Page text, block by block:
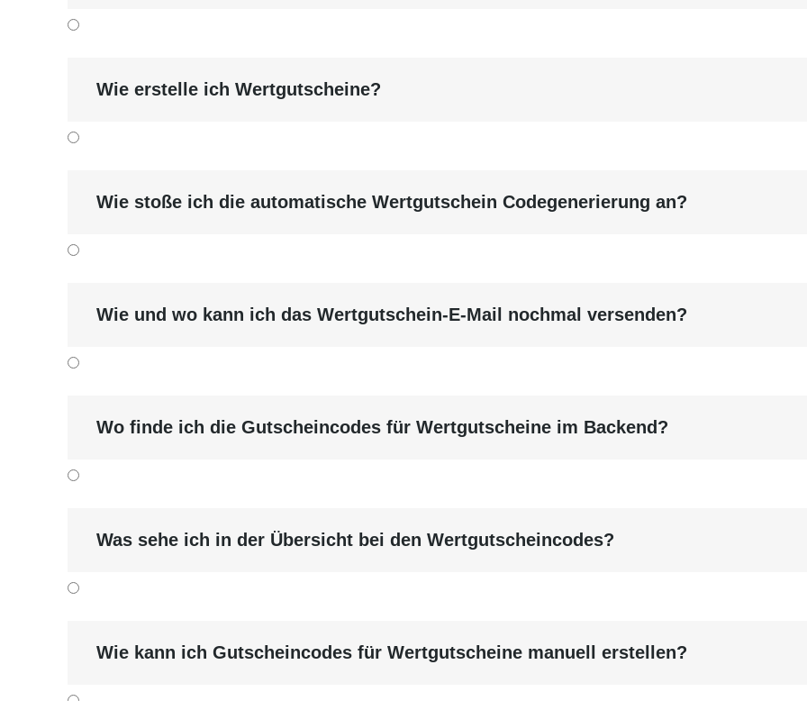
Wie erstelle ich Wertgutscheine?
Wie stoße ich die automatische Wertgutschein Codegenerierung an?
Wie und wo kann ich das Wertgutschein-E-Mail nochmal versenden?
Wo finde ich die Gutscheincodes für Wertgutscheine im Backend?
Was sehe ich in der Übersicht bei den Wertgutscheincodes?
Wie kann ich Gutscheincodes für Wertgutscheine manuell erstellen?